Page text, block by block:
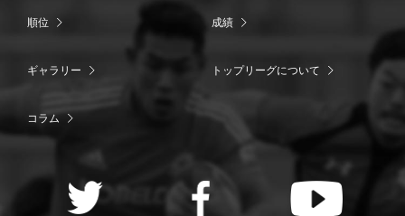
順位 成績
ギャラリー トップリーグについて
コラム